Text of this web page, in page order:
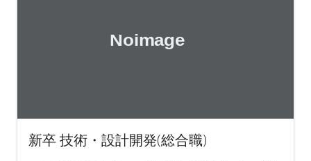
新卒 技術・設計開発(総合職)